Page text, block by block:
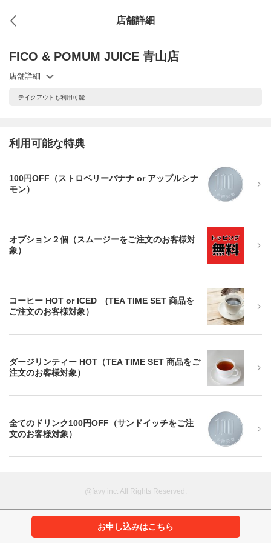
お申し込みはこちら
店舗詳細
FICO & POMUM JUICE 青山店
店舗詳細
テイクアウトも利用可能
利用可能な特典
100円OFF（ストロベリーバナナ or アップルシナ
モン）
オプション２個（スムージーをご注文のお客様対
象）
コーヒー HOT or ICED (TEA TIME SET 商品を
ご注文のお客様対象）
ダージリンティー HOT（TEA TIME SET 商品をご
注文のお客様対象）
全てのドリンク100円OFF（サンドイッチをご注
文のお客様対象）
@favy inc. All Rights Reserved.